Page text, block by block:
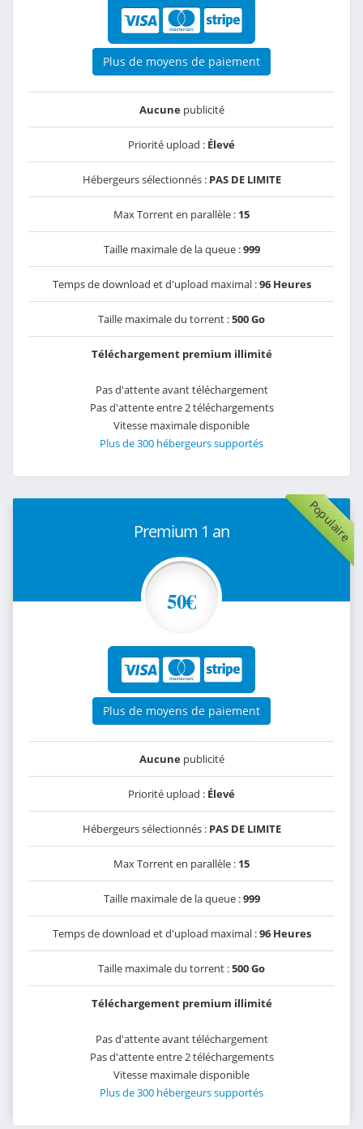
Plus de moyens de paiement
Aucunepublicité
Priorité upload : Élevé
Hébergeurs sélectionnés : PAS DE LIMITE
Max Torrent en parallèle : 15
Taille maximale de la queue :999
Temps de download et d'upload maximal :96 Heures
Taille maximale du torrent :500 Go
Téléchargement premium illimité
Pas d'attente avant téléchargement
Pas d'attente entre 2 téléchargements
Vitesse maximale disponible
Plus de 300 hébergeurs supportés
Populaire
Premium 1 an
50€
Plus de moyens de paiement
Aucunepublicité
Priorité upload : Élevé
Hébergeurs sélectionnés : PAS DE LIMITE
Max Torrent en parallèle : 15
Taille maximale de la queue :999
Temps de download et d'upload maximal :96 Heures
Taille maximale du torrent :500 Go
Téléchargement premium illimité
Pas d'attente avant téléchargement
Pas d'attente entre 2 téléchargements
Vitesse maximale disponible
Plus de 300 hébergeurs supportés